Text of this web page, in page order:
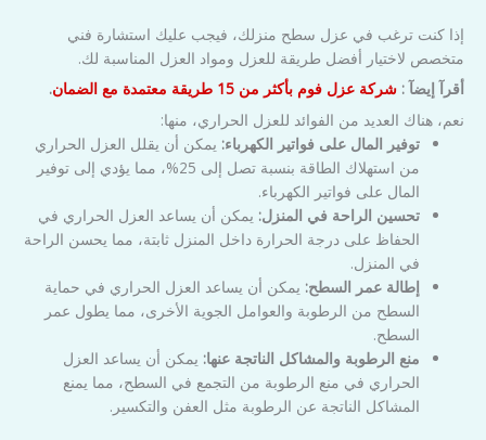
إذا كنت ترغب في عزل سطح منزلك، فيجب عليك استشارة فني
متخصص لاختيار أفضل طريقة للعزل ومواد العزل المناسبة لك.
أقرآ إيضآ : شركة عزل فوم بأكثر من 15 طريقة معتمدة مع الضمان
.
نعم، هناك العديد من الفوائد للعزل الحراري، منها:
توفير المال على فواتير الكهرباء: يمكن أن يقلل العزل الحراري
من استهلاك الطاقة بنسبة تصل إلى 25%، مما يؤدي إلى توفير
المال على فواتير الكهرباء.
تحسين الراحة في المنزل: يمكن أن يساعد العزل الحراري في
الحفاظ على درجة الحرارة داخل المنزل ثابتة، مما يحسن الراحة
في المنزل.
إطالة عمر السطح: يمكن أن يساعد العزل الحراري في حماية
السطح من الرطوبة والعوامل الجوية الأخرى، مما يطول عمر
السطح.
منع الرطوبة والمشاكل الناتجة عنها: يمكن أن يساعد العزل
الحراري في منع الرطوبة من التجمع في السطح، مما يمنع
المشاكل الناتجة عن الرطوبة مثل العفن والتكسير.